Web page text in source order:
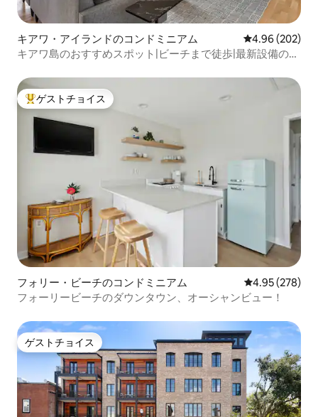
キアワ・アイランドのコンドミニアム レビュー202
4.96 (202)
キアワ島のおすすめスポット|ビーチまで徒歩|最新設備のコ
大好評のゲストチョイスです。
ゲストチョイス
フォリー・ビーチのコンドミニアム レビュー278
4.95 (278)
フォーリービーチのダウンタウン、オーシャンビュー！
ゲストチョイス
ゲストチョイス